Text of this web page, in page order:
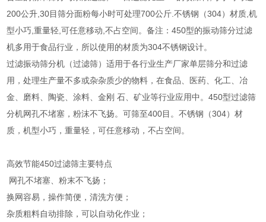
200公升 ,30目筛分面粉每小时可处理700公斤 .不锈钢（304）材质 ,机
型小巧 ,重量轻 ,可任意移动 ,不占空间。备注：450型的振动筛分过滤
机多用于食品行业，所以使用的材质为304不锈钢设计。
过滤振动筛分机（过滤筛）适用于各行业生产厂家单层筛分和过滤
用，处理生产量不多或杂杂质少的物料，在食品、医药、化工、冶
金、磨料、陶瓷、涂料、金刚 石、矿业等行业应用中。450型过滤筛
分机网孔不堵塞，粉沫不飞扬。可筛至400目。不锈钢（304）材
质，机型小巧，重量轻，可任意移动，不占空间。
高效节能450过滤筛主要特点
网孔不堵塞、粉末不飞扬；
换网容易，操作简便，清洗方便；
杂质粗料自动排除，可以自动化作业；